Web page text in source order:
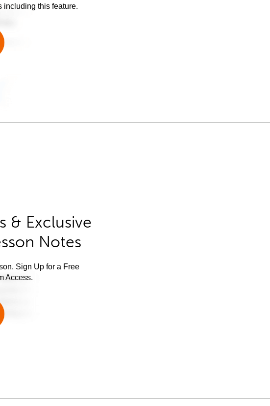
including this feature.
& Exclusive
Notes
Sign Up for a Free
Access.